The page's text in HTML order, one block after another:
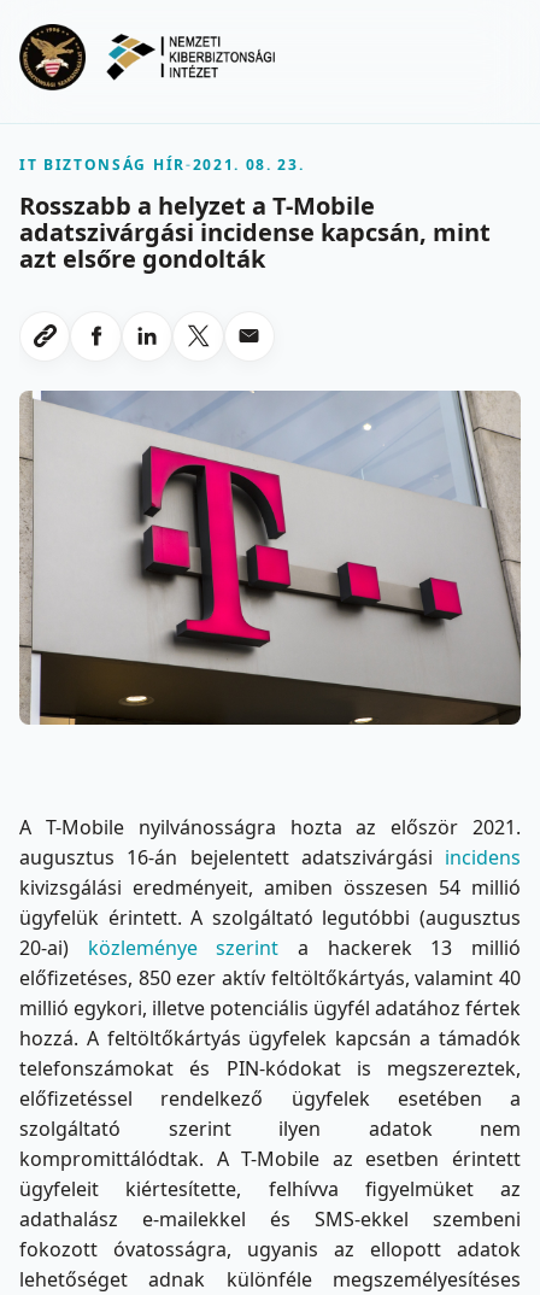
IT BIZTONSÁG HÍR-2021. 08. 23.
Rosszabb a helyzet a T-Mobile
adatszivárgási incidense kapcsán, mint
azt elsőre gondolták
Link masolasa
Megosztas Facebookon
Megosztas LinkedInen
Megosztas X-en
Megosztas emailben
A T-Mobile nyilvánosságra hozta az először 2021.
augusztus 16-án bejelentett adatszivárgási incidens
kivizsgálási eredményeit, amiben összesen 54 millió
ügyfelük érintett. A szolgáltató legutóbbi (augusztus
20-ai) közleménye szerint a hackerek 13 millió
előfizetéses, 850 ezer aktív feltöltőkártyás, valamint 40
millió egykori, illetve potenciális ügyfél adatához fértek
hozzá. A feltöltőkártyás ügyfelek kapcsán a támadók
telefonszámokat és PIN-kódokat is megszereztek,
előfizetéssel rendelkező ügyfelek esetében a
szolgáltató szerint ilyen adatok nem
kompromittálódtak. A T-Mobile az esetben érintett
ügyfeleit kiértesítette, felhívva figyelmüket az
adathalász e-mailekkel és SMS-ekkel szembeni
fokozott óvatosságra, ugyanis az ellopott adatok
lehetőséget adnak különféle megszemélyesítéses